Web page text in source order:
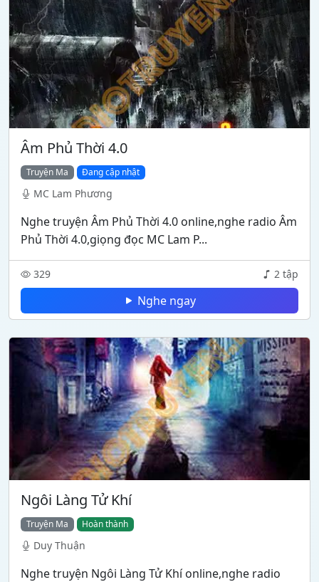
Âm Phủ Thời 4.0
Truyện Ma Đang cập nhật
MC Lam Phương
Nghe truyện Âm Phủ Thời 4.0 online,nghe radio Âm
Phủ Thời 4.0,giọng đọc MC Lam P...
329 2 tập
Nghe ngay
Ngôi Làng Tử Khí
Truyện Ma Hoàn thành
Duy Thuận
Nghe truyện Ngôi Làng Tử Khí online,nghe radio